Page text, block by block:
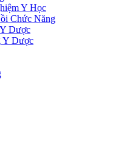
Y Học
Chức Năng
Dược
Y Dược